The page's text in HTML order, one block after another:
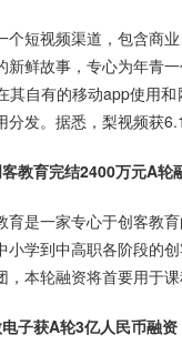
个短视频渠道，包含商
新鲜故事，专心为年青
其自有的移动app使用
分发。据悉，梨视频获
教育完结2400万元A轮
育是一家专心于创客教
小学到中高职各阶段的
，本轮融资将首要用于
子获A轮3亿人民币融资